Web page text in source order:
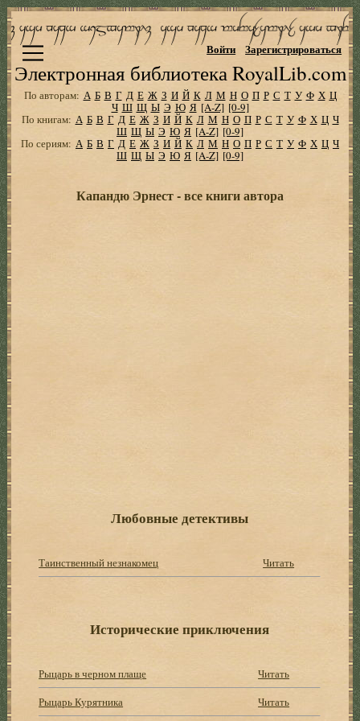
Электронная библиотека RoyalLib.com
Войти Зарегистрироваться
По авторам: А Б В Г Д Е Ж З И Й К Л М Н О П Р С Т У Ф Х Ц
Ч Ш Щ Ы Э Ю Я [A-Z] [0-9]
По книгам: А Б В Г Д Е Ж З И Й К Л М Н О П Р С Т У Ф Х Ц Ч
Ш Щ Ы Э Ю Я [A-Z] [0-9]
По сериям: А Б В Г Д Е Ж З И Й К Л М Н О П Р С Т У Ф Х Ц Ч
Ш Щ Ы Э Ю Я [A-Z] [0-9]
Капандю Эрнест - все книги автора
Любовные детективы
Таинственный незнакомец Читать
Исторические приключения
Рыцарь в черном плаще
Читать
Рыцарь Курятника
Читать